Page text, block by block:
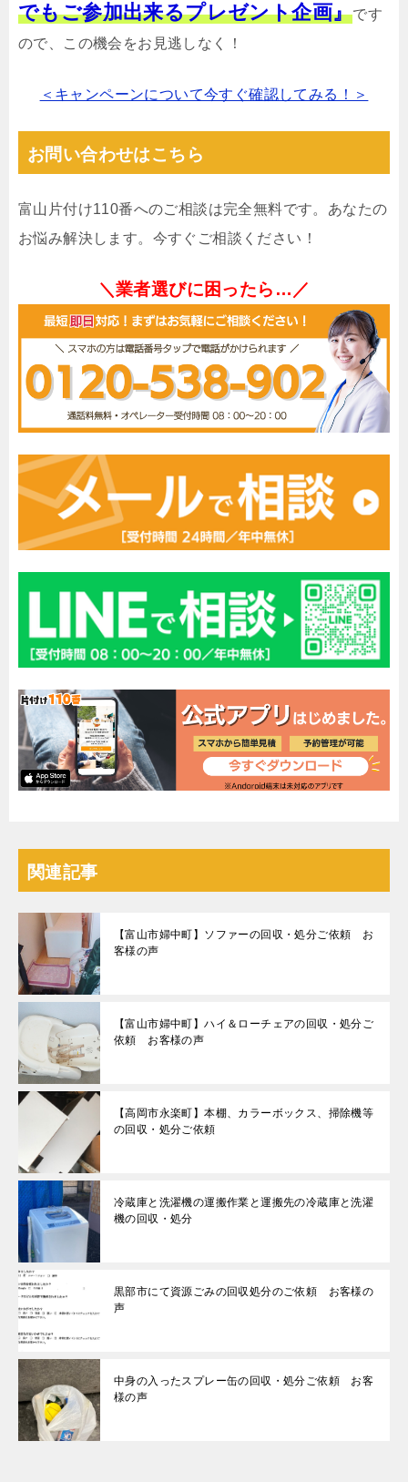
でもご参加出来るプレゼント企画』です
ので、この機会をお見逃しなく！
＜キャンペーンについて今すぐ確認してみる！＞
お問い合わせはこちら
富山片付け110番へのご相談は完全無料です。あなたの
お悩み解決します。今すぐご相談ください！
＼業者選びに困ったら…／
関連記事
【富山市婦中町】ソファーの回収・処分ご依頼 お
客様の声
【富山市婦中町】ハイ＆ローチェアの回収・処分ご
依頼 お客様の声
【高岡市永楽町】本棚、カラーボックス、掃除機等
の回収・処分ご依頼
冷蔵庫と洗濯機の運搬作業と運搬先の冷蔵庫と洗濯
機の回収・処分
黒部市にて資源ごみの回収処分のご依頼 お客様の
声
中身の入ったスプレー缶の回収・処分ご依頼 お客
様の声